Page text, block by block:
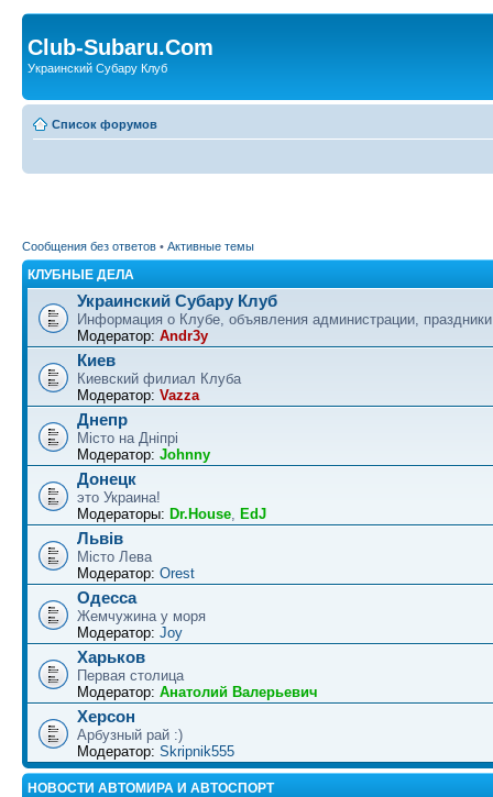
Club-Subaru.Com
Украинский Субару Клуб
Список форумов
Сообщения без ответов • Активные темы
КЛУБНЫЕ ДЕЛА
Украинский Субару Клуб
Информация о Клубе, объявления администрации,
Модератор: Andr3y
Киев
Киевский филиал Клуба
Модератор: Vazza
Днепр
Місто на Дніпрі
Модератор: Johnny
Донецк
это Украина!
Модераторы: Dr.House, EdJ
Львів
Місто Лева
Модератор: Orest
Одесса
Жемчужина у моря
Модератор: Joy
Харьков
Первая столица
Модератор: Анатолий Валерьевич
Херсон
Арбузный рай :)
Модератор: Skripnik555
НОВОСТИ АВТОМИРА И АВТОСПОРТ